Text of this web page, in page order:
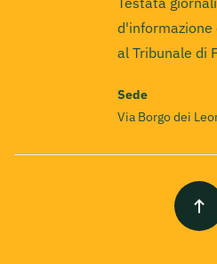
d'informazione
al Tribunale di
Sede
Via Borgo dei